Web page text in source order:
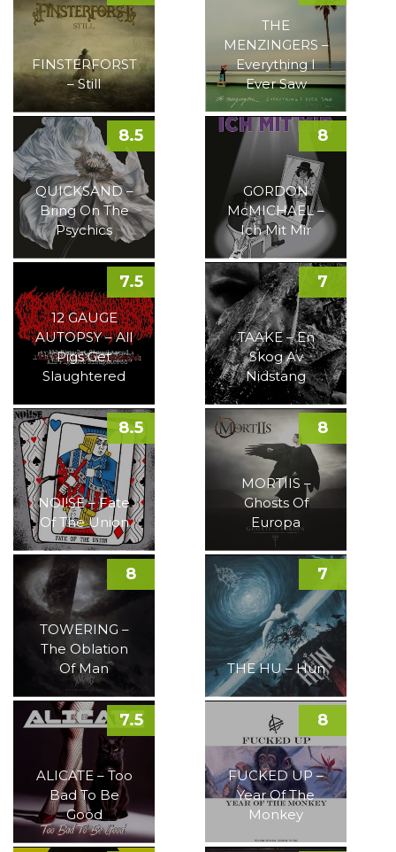
FINSTERFORST
– Still
THE
MENZINGERS –
Everything I
Ever Saw
QUICKSAND –
Bring On The
Psychics
8.5
GORDON
McMICHAEL –
Ich Mit Mir
8
12 GAUGE
AUTOPSY – All
Pigs Get
Slaughtered
7.5
TAAKE – En
Skog Av
Nidstang
7
NOI!SE – Fate
Of The Union
8.5
MORTIIS –
Ghosts Of
Europa
8
TOWERING –
The Oblation
Of Man
8
THE HU – Hun
7
ALICATE – Too
Bad To Be
Good
7.5
FUCKED UP –
Year Of The
Monkey
8